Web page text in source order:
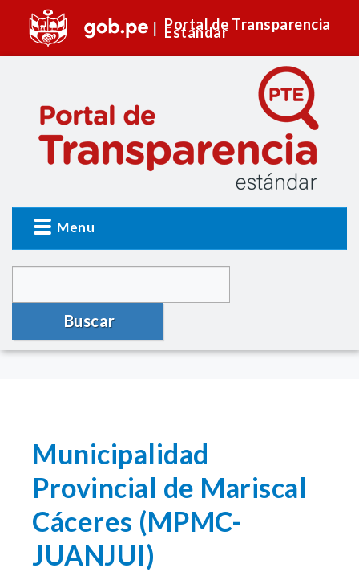
Portal de Transparencia
Estándar
Menu
Buscar
Municipalidad
Provincial de Mariscal
Cáceres (MPMC-
JUANJUI)